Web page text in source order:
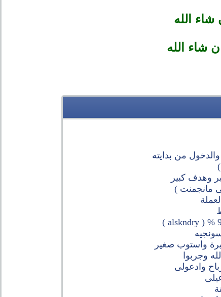
الله
شاء الله
من بدايته
وهدف كبير
مانجمنت )
واستوب صغير
وجربوا
وادعولى